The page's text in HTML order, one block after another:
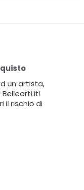
un artista,
il rischio di